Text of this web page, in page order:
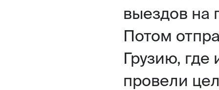
выездов на
Потом
Грузию, где
провели